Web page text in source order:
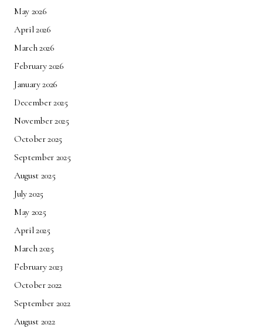
May 2026
April 2026
March 2026
February 2026
January 2026
December 2025
November 2025
October 2025
September 2025
August 2025
July 2025
May 2025
April 2025
March 2025
February 2023
October 2022
September 2022
August 2022